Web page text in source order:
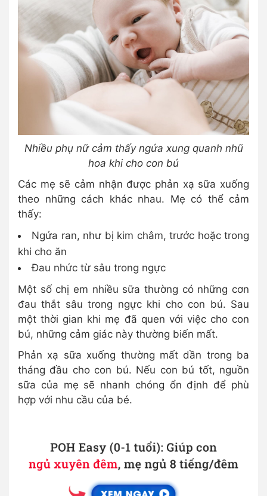
Nhiều phụ nữ cảm thấy ngứa xung quanh nhũ
hoa khi cho con bú
Các mẹ sẽ cảm nhận được phản xạ sữa xuống
theo những cách khác nhau. Mẹ có thể cảm
thấy:
Ngứa ran, như bị kim châm, trước hoặc trong
khi cho ăn
Đau nhức từ sâu trong ngực
Một số chị em nhiều sữa thường có những cơn
đau thắt sâu trong ngực khi cho con bú. Sau
một thời gian khi mẹ đã quen với việc cho con
bú, những cảm giác này thường biến mất.
Phản xạ sữa xuống thường mất dần trong ba
tháng đầu cho con bú. Nếu con bú tốt, nguồn
sữa của mẹ sẽ nhanh chóng ổn định để phù
hợp với nhu cầu của bé.